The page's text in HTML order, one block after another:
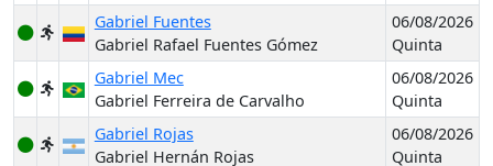
Gabriel Fuentes
Gabriel Rafael Fuentes Gómez
06/08/2026
Quinta
Gabriel Mec
Gabriel Ferreira de Carvalho
06/08/2026
Quinta
Gabriel Rojas
Gabriel Hernán Rojas
06/08/2026
Quinta